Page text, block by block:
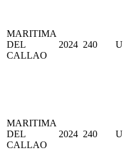
MARITIMA
DEL
CALLAO
2024 240 U
MARITIMA
DEL
CALLAO
2024 240 U